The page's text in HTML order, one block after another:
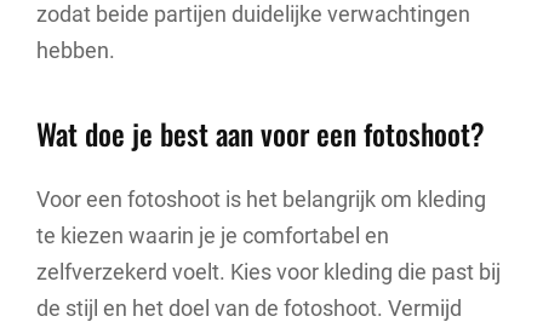
zodat beide partijen duidelijke verwachtingen
hebben.
Wat doe je best aan voor een fotoshoot?
Voor een fotoshoot is het belangrijk om kleding
te kiezen waarin je je comfortabel en
zelfverzekerd voelt. Kies voor kleding die past bij
de stijl en het doel van de fotoshoot. Vermijd